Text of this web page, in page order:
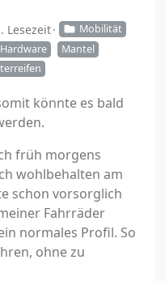
Lesezeit
Mobilität
Hardware
Mantel
könnte es bald
früh morgens
wohlbehalten am
schon vorsorglich
Fahrräder
normales Profil. So
ohne zu